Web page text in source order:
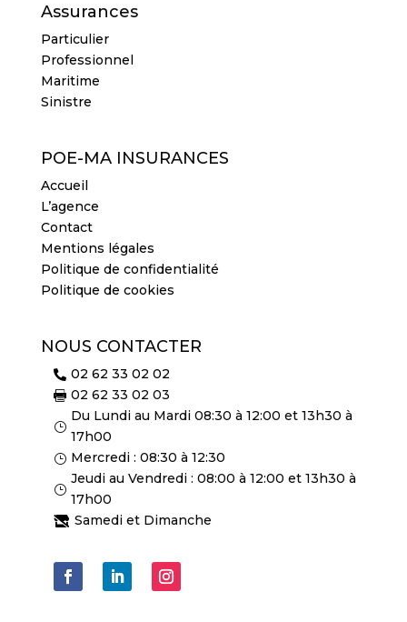
Assurances
Particulier
Professionnel
Maritime
Sinistre
POE-MA INSURANCES
Accueil
L’agence
Contact
Mentions légales
Politique de confidentialité
Politique de cookies
NOUS CONTACTER
 02 62 33 02 02
 02 62 33 02 03
}
Du Lundi au Mardi 08:30 à 12:00 et 13h30 à
17h00
} Mercredi : 08:30 à 12:30
}
Jeudi au Vendredi : 08:00 à 12:00 et 13h30 à
17h00
 Samedi et Dimanche